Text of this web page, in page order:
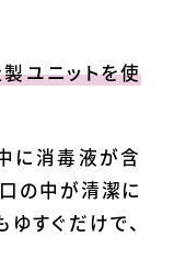
ユニットを使
に消毒液が含
の中が清潔に
すぐだけで、